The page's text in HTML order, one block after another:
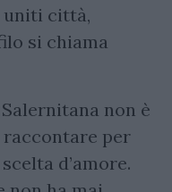
uniti città,
si chiama
non è
per
d’amore.